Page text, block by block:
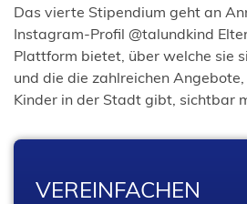
Das vierte Stipendium geht an
Instagram-Profil @talundkind
Plattform bietet, über welche sie
und die die zahlreichen
Kinder in der Stadt gibt, sichtbar
VEREINFACHEN